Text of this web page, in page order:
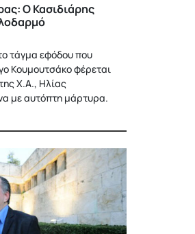
Ο Κασιδιάρης
τάγμα εφόδου που
Κουμουτσάκο φέρεται
Χ.Α., Ηλίας
με αυτόπτη μάρτυρα.